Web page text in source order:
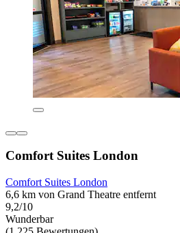
Comfort Suites London
Comfort Suites London
6,6 km von Grand Theatre entfernt
9,2/10
Wunderbar